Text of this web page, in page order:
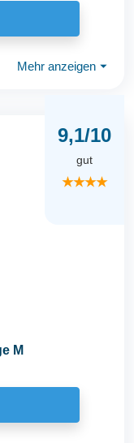
Mehr anzeigen ⏷
9,1/10
gut
★★★★
M